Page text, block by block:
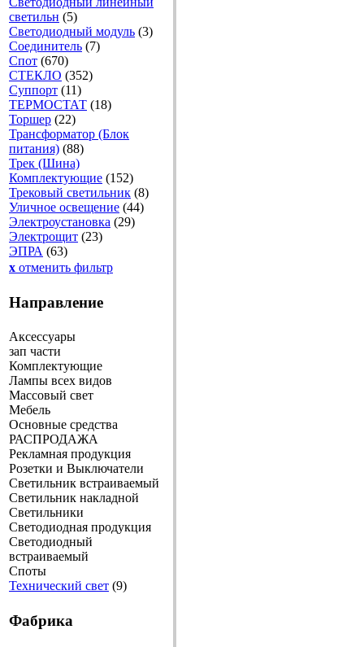
светильн (5)
Светодиодный модуль (3)
Соединитель (7)
Спот (670)
СТЕКЛО (352)
Суппорт (11)
ТЕРМОСТАТ (18)
Торшер (22)
Трансформатор (Блок
питания) (88)
Трек (Шина)
Комплектующие (152)
Трековый светильник (8)
Уличное освещение (44)
Электроустановка (29)
Электрощит (23)
ЭПРА (63)
x отменить фильтр
Направление
Аксессуары
зап части
Комплектующие
Лампы всех видов
Массовый свет
Мебель
Основные средства
РАСПРОДАЖА
Рекламная продукция
Розетки и Выключатели
Светильник встраиваемый
Светильник накладной
Светильники
Светодиодная продукция
Светодиодный
встраиваемый
Споты
Технический свет (9)
Фабрика